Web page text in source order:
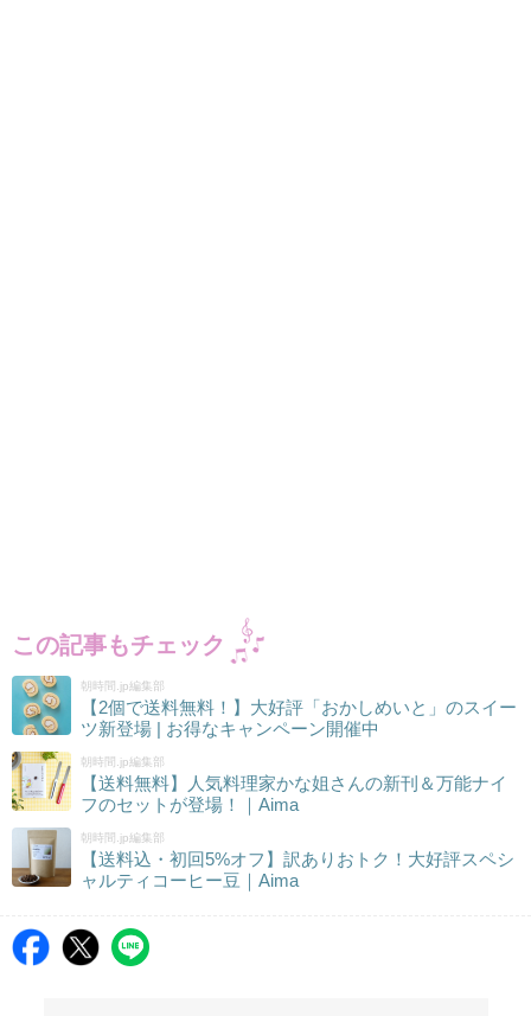
この記事もチェック
朝時間.jp編集部
【2個で送料無料！】大好評「おかしめいと」のスイー
ツ新登場 | お得なキャンペーン開催中
朝時間.jp編集部
【送料無料】人気料理家かな姐さんの新刊＆万能ナイ
フのセットが登場！｜Aima
朝時間.jp編集部
【送料込・初回5%オフ】訳ありおトク！大好評スペシ
ャルティコーヒー豆｜Aima